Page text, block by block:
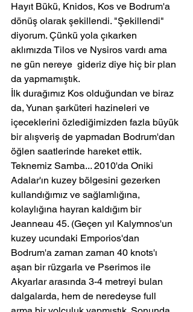
Hayıt Bükü, Knidos, Kos ve Bodrum'a
dönüş olarak şekillendi. "Şekillendi"
diyorum. Çünkü yola çıkarken
aklımızda Tilos ve Nysiros vardı ama
ne gün nereye  gideriz diye hiç bir plan
da yapmamıştık.
İlk durağımız Kos olduğundan ve biraz
da, Yunan şarküteri hazineleri ve
içeceklerini özlediğimizden fazla büyük
bir alışveriş de yapmadan Bodrum'dan
öğlen saatlerinde hareket ettik.
Teknemiz Samba... 2010'da Oniki
Adalar'ın kuzey bölgesini gezerken
kullandığımız ve sağlamlığına,
kolaylığına hayran kaldığım bir
Jeanneau 45. (Geçen yıl Kalymnos'un
kuzey ucundaki Emporios'dan
Bodrum'a zaman zaman 40 knots'ı
aşan bir rüzgarla ve Pserimos ile
Akyarlar arasında 3-4 metreyi bulan
dalgalarda, hem de neredeyse full